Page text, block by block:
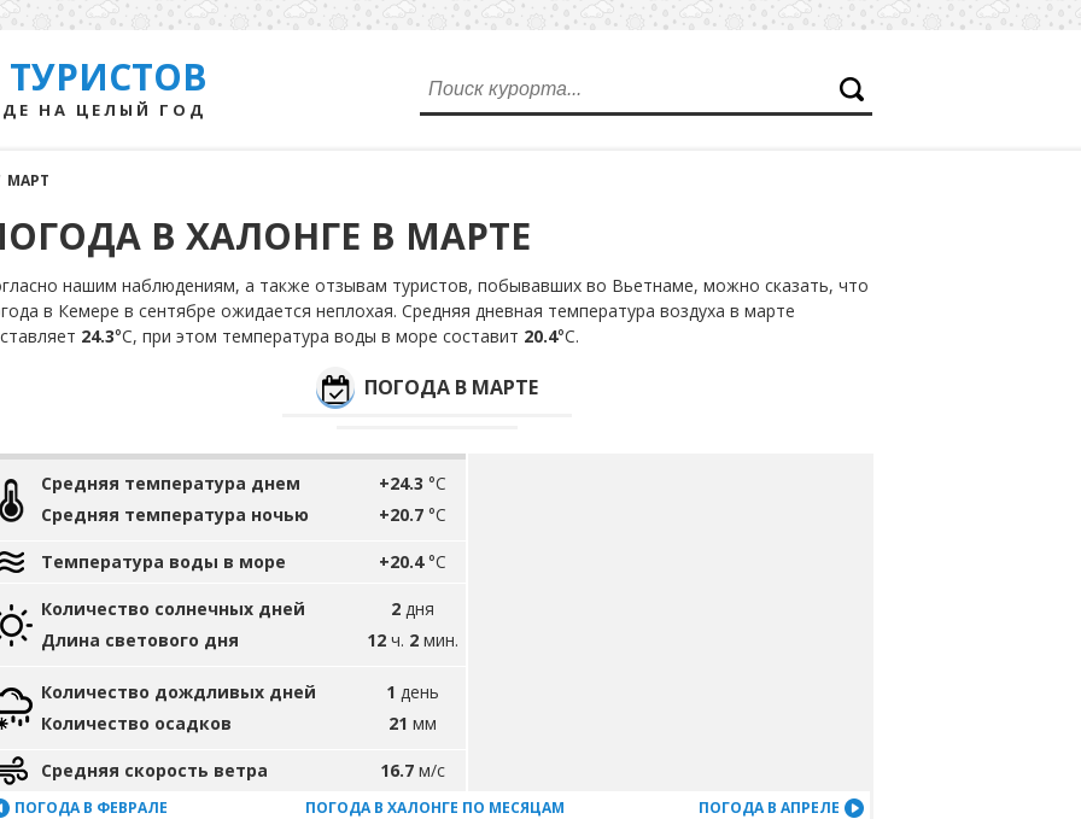
НА ЦЕЛЫЙ ГОД
МАРТ
В ХАЛОНГЕ В МАРТЕ
нашим наблюдениям, а также отзывам туристов, побывавших во Вьетнаме, можно сказать, что
в Кемере в сентябре ожидается неплохая. Средняя дневная температура воздуха в марте
24.3°С, при этом температура воды в море составит 20.4°С.
ПОГОДА В МАРТЕ
Средняя температура днем
Средняя температура ночью
+24.3 °C
+20.7 °C
Температура воды в море +20.4°C
Количество солнечных дней
Длина светового дня
2 дня
12 ч. 2 мин.
Количество дождливых дней
Количество осадков
1 день
21 мм
Средняя скорость ветра 16.7 м/с
ПОГОДА В ФЕВРАЛЕ ПОГОДА В ХАЛОНГЕ ПО МЕСЯЦАМ ПОГОДА В АПРЕЛЕ